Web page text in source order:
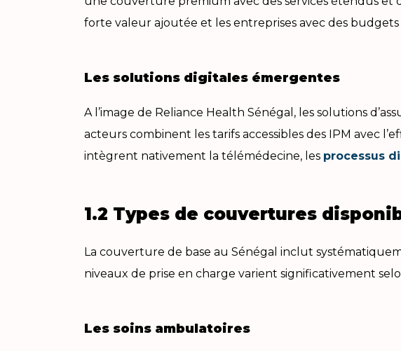
forte valeur ajoutée et les entreprises avec des
Les solutions digitales émergentes
A l’image de Reliance Health Sénégal, les solutions
acteurs combinent les tarifs accessibles des IPM avec
intègrent nativement la télémédecine, les processus
1.2 Types de couvertures
La couverture de base au Sénégal inclut
niveaux de prise en charge varient significativement
Les soins ambulatoires